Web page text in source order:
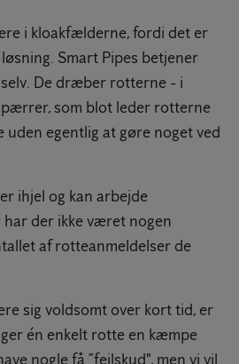
i kloakfælderne, fordi det er
Smart Pipes betjener
De dræber rotterne - i
som blot leder rotterne
uden egentlig at gøre noget ved
ihjel og kan arbejde
der ikke været nogen
af rotteanmeldelser de
sig voldsomt over kort tid, er
én enkelt rotte en kæmpe
nogle få ”fejlskud", men vi vil